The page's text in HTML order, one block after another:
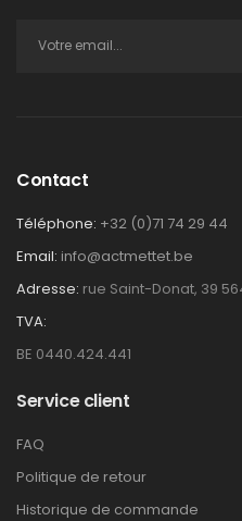
Contact
Téléphone: +32 (0)71 74 29 44
Email: info@actmettet.be
Adresse: rue Saint-Donat, 39
TVA:
BE 0440.424.441
Service client
FAQ
Politique de retour
Historique de commande